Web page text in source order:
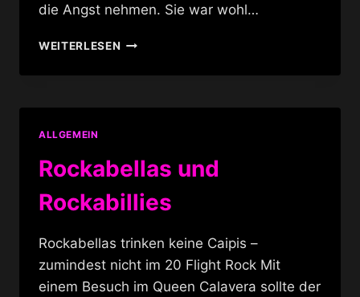
die Angst nehmen. Sie war wohl…
WEITERLESENTOLLES
AN
TUSSE
ALLGEMEIN
Rockabellas und
Rockabillies
Rockabellas trinken keine Caipis –
zumindest nicht im 20 Flight Rock Mit
einem Besuch im Queen Calavera sollte der